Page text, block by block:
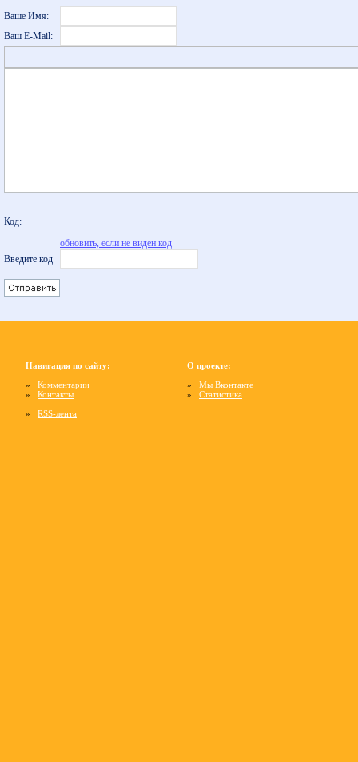
Ваше Имя:
Ваш E-Mail:
Код:
обновить, если не виден код
Введите код
Навигация по сайту:
» Комментарии
» Контакты
» RSS-лента
О проекте:
» Мы Вконтакте
» Статистика